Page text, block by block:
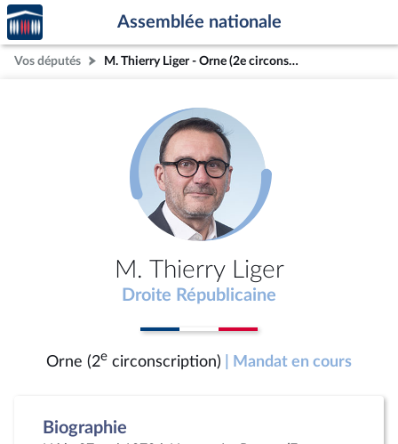
Aller au contenu
Aller en bas de la page
Accèder
à la
page
d'accueil
Assemblée nationale
Vos députés M. Thierry Liger - Orne (2e circonscription)
M. Thierry Liger
Droite Républicaine
Orne (2e circonscription) | Mandat en cours
Biographie